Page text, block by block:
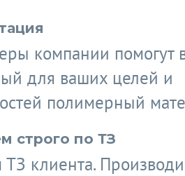
компании помогут
для ваших целей и
полимерный
строго по ТЗ
ТЗ клиента.